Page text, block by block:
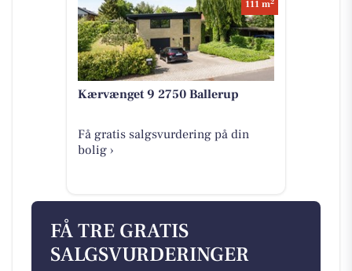
111 m
Kærvænget 9 2750 Ballerup
Få gratis salgsvurdering på din
bolig ›
FÅ TRE GRATIS
SALGSVURDERINGER